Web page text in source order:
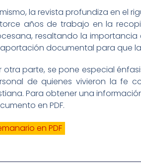
la revista profundiza en el
años de trabajo en la
resaltando la importancia
documental para que
otra parte, se pone especial
de quienes vivieron la fe
Para obtener una
en PDF.
en PDF